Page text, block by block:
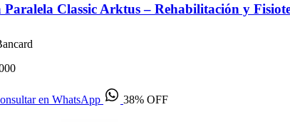
Classic Arktus – Rehabilitación y
en WhatsApp 38% OFF